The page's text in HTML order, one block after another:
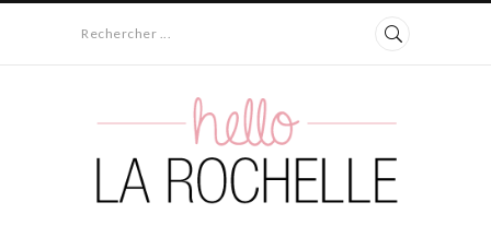
Rechercher ...